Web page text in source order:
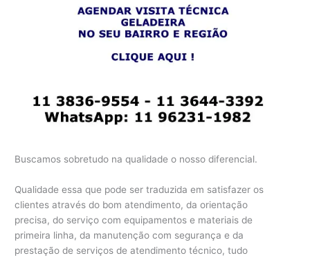
Buscamos sobretudo na qualidade o nosso diferencial.
Qualidade essa que pode ser traduzida em satisfazer os
clientes através do bom atendimento, da orientação
precisa, do serviço com equipamentos e materiais de
primeira linha, da manutenção com segurança e da
prestação de serviços de atendimento técnico, tudo